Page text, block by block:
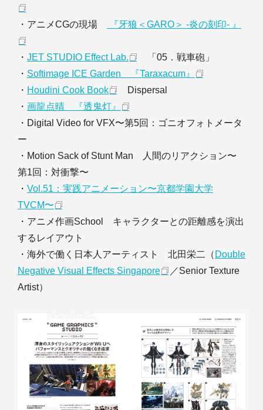
・アニメCGの現場 『牙狼＜GARO＞ -炎の刻印- 』
・ JET STUDIO Effect Lab.
「05．戦車砲」
・ Softimage ICE Garden 『Taraxacum』
・ Houdini Cook Book
Dispersal
・ 画龍点晴 『透鬼灯』
・Digital Video for VFX〜第5回：ゴニオフォトメータ
ー
・Motion Sack of Stunt Man 人間のリアクション〜
第1回：対衝撃〜
・ Vol.51：実践アニメーション〜京都学園大学
TVCM〜
・アニメ作画School キャラクターとの距離感を演出
するレイアウト
・海外で働く日本人アーティスト 北田栄二（ Double
Negative Visual Effects Singapore
／Senior Texture
Artist）